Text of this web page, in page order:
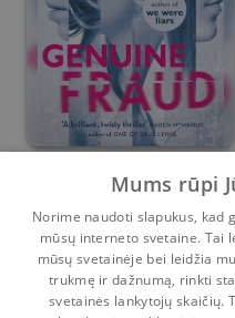
E. Lockhart
0 2
Mums rūpi
Norime naudoti slapukus, kad
mūsų interneto svetaine. Tai
mūsų svetainėje bei leidžia
trukmę ir dažnumą, rinkti
svetainės lankytojų skaičių.